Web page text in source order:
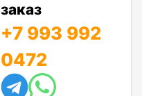
заказ
+7 993 992
0472